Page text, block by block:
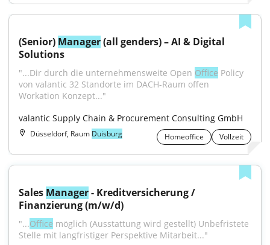
(Senior) Manager (all genders) – AI & Digital
Solutions
"...Dir durch die unternehmensweite Open Office Policy
von valantic 32 Standorte im DACH-Raum offen
Workation Konzept..."
valantic Supply Chain & Procurement Consulting GmbH
Düsseldorf, Raum Duisburg Homeoffice Vollzeit
Sales Manager - Kreditversicherung /
Finanzierung (m/w/d)
"...Office möglich (Ausstattung wird gestellt) Unbefristete
Stelle mit langfristiger Perspektive Mitarbeit..."